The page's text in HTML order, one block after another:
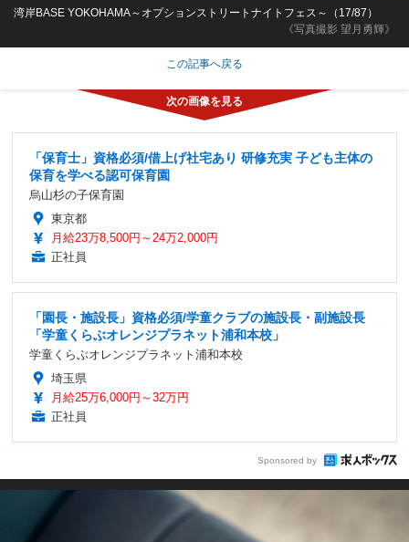
《写真撮影 望月勇輝》
湾岸BASE YOKOHAMA～オプションストリートナイトフェス～（17/87）
この記事へ戻る
「保育士」資格必須/借上げ社宅あり 研修充実 子ども主体の
保育を学べる認可保育園
烏山杉の子保育園
東京都
月給23万8,500円～24万2,000円
正社員
「園長・施設長」資格必須/学童クラブの施設長・副施設長
「学童くらぶオレンジプラネット浦和本校」
学童くらぶオレンジプラネット浦和本校
埼玉県
月給25万6,000円～32万円
正社員
Sponsored by